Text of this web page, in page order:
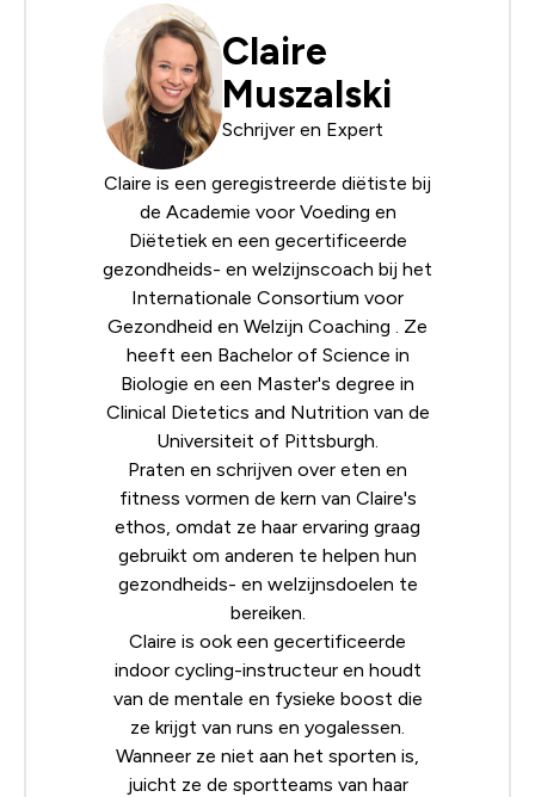
Claire
Muszalski
Schrijver en Expert
Claire is een geregistreerde diëtiste bij
de Academie voor Voeding en
Diëtetieken een gecertificeerde
gezondheids- en welzijnscoach bij het
Internationale Consortium voor
Gezondheid en Welzijn Coaching . Ze
heeft een Bachelor of Science in
Biologie en een Master's degree in
Clinical Dietetics and Nutrition van de
Universiteit of Pittsburgh.
Praten en schrijven over eten en
fitness vormen de kern van Claire's
ethos, omdat ze haar ervaring graag
gebruikt om anderen te helpen hun
gezondheids- en welzijnsdoelen te
bereiken.
Claire is ook een gecertificeerde
indoor cycling-instructeur en houdt
van de mentale en fysieke boost die
ze krijgt van runs en yogalessen.
Wanneer ze niet aan het sporten is,
juicht ze de sportteams van haar